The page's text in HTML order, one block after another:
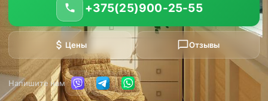
+375(25)900-25-55
Цены Отзывы
Напишите нам